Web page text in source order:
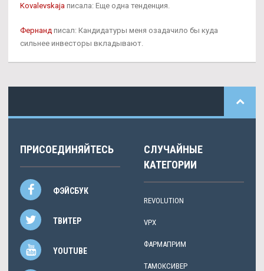
Kovalevskaja писала: Еще одна тенденция.
Фернанд писал: Кандидатуры меня озадачило бы куда
сильнее инвесторы вкладывают.
ПРИСОЕДИНЯЙТЕСЬ
ФЭЙСБУК
ТВИТЕР
YOUTUBE
СЛУЧАЙНЫЕ
КАТЕГОРИИ
REVOLUTION
VPX
ФАРМАПРИМ
ТАМОКСИВЕР